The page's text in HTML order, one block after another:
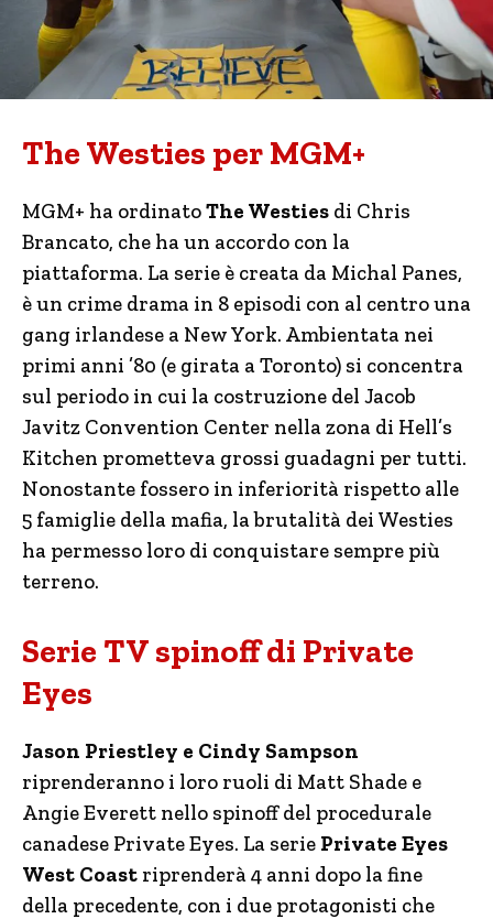
The Westies per MGM+
MGM+ ha ordinatoThe Westies di Chris
Brancato, che ha un accordo con la
piattaforma. La serie è creata da Michal Panes,
è un crime drama in 8 episodi con al centro una
gang irlandese a New York. Ambientata nei
primi anni ’80 (e girata a Toronto) si concentra
sul periodo in cui la costruzione del Jacob
Javitz Convention Center nella zona di Hell’s
Kitchen prometteva grossi guadagni per tutti.
Nonostante fossero in inferiorità rispetto alle
5 famiglie della mafia, la brutalità dei Westies
ha permesso loro di conquistare sempre più
terreno.
Serie TV spinoff di Private
Eyes
Jason Priestley e Cindy Sampson
riprenderanno i loro ruoli di Matt Shade e
Angie Everett nello spinoff del procedurale
canadese Private Eyes. La serie Private Eyes
West Coast riprenderà 4 anni dopo la fine
della precedente, con i due protagonisti che